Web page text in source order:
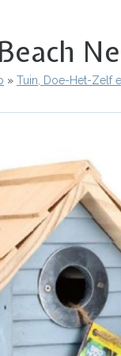
Tuin, Doe-Het-Zelf